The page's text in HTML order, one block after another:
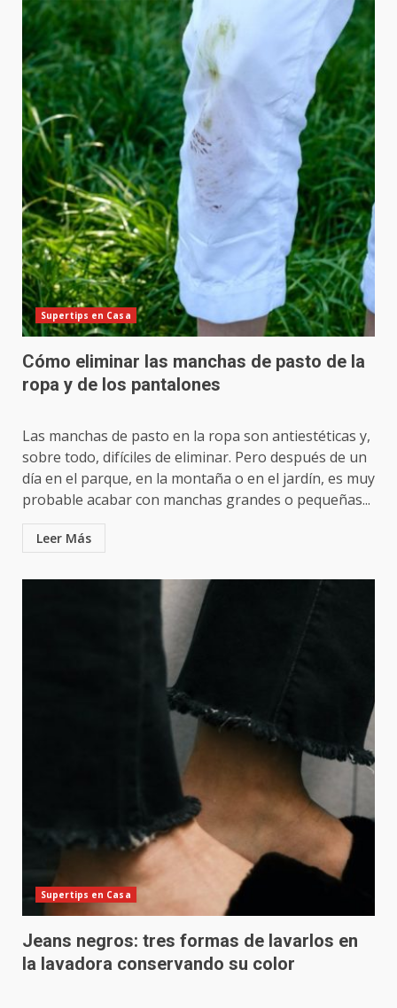
Supertips en Casa
Cómo eliminar las manchas de pasto de la
ropa y de los pantalones
Las manchas de pasto en la ropa son antiestéticas y,
sobre todo, difíciles de eliminar. Pero después de un
día en el parque, en la montaña o en el jardín, es muy
probable acabar con manchas grandes o pequeñas...
Leer Más
Supertips en Casa
Jeans negros: tres formas de lavarlos en
la lavadora conservando su color